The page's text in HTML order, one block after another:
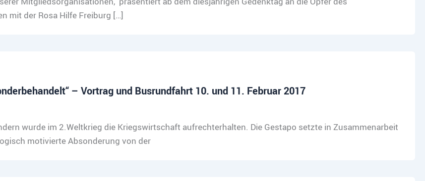
mit der Rosa Hilfe Freiburg […]
– Vortrag und Busrundfahrt 10. und 11. Februar 2017
wurde im 2.Weltkrieg die Kriegswirtschaft aufrechterhalten. Die Gestapo setzte in Zusammenarbeit
motivierte Absonderung von der